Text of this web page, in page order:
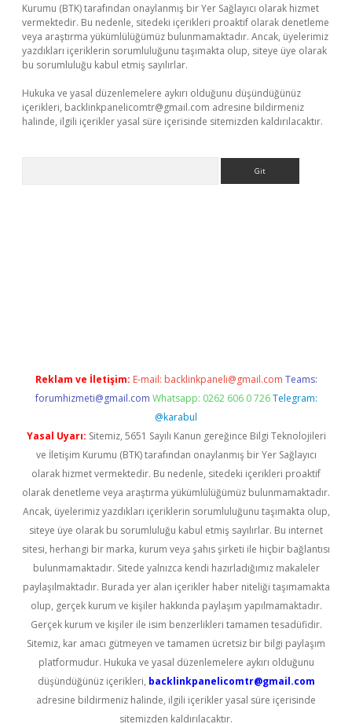
Kurumu (BTK) tarafından onaylanmış bir Yer Sağlayıcı olarak hizmet
vermektedir. Bu nedenle, sitedeki içerikleri proaktif olarak denetleme
veya araştırma yükümlülüğümüz bulunmamaktadır. Ancak, üyelerimiz
yazdıkları içeriklerin sorumluluğunu taşımakta olup, siteye üye olarak
bu sorumluluğu kabul etmiş sayılırlar.
Hukuka ve yasal düzenlemelere aykırı olduğunu düşündüğünüz
içerikleri, backlinkpanelicomtr@gmail.com adresine bildirmeniz
halinde, ilgili içerikler yasal süre içerisinde sitemizden kaldırılacaktır.
Reklam ve İletişim: E-mail: backlinkpaneli@gmail.com Teams:
forumhizmeti@gmail.com Whatsapp: 0262 606 0 726 Telegram:
@karabul
Yasal Uyarı: Sitemiz, 5651 Sayılı Kanun gereğince Bilgi Teknolojileri
ve İletişim Kurumu (BTK) tarafından onaylanmış bir Yer Sağlayıcı
olarak hizmet vermektedir. Bu nedenle, sitedeki içerikleri proaktif
olarak denetleme veya araştırma yükümlülüğümüz bulunmamaktadır.
Ancak, üyelerimiz yazdıkları içeriklerin sorumluluğunu taşımakta olup,
siteye üye olarak bu sorumluluğu kabul etmiş sayılırlar. Bu internet
sitesi, herhangi bir marka, kurum veya şahıs şirketi ile hiçbir bağlantısı
bulunmamaktadır. Sitede yalnızca kendi hazırladığımız makaleler
paylaşılmaktadır. Burada yer alan içerikler haber niteliği taşımamakta
olup, gerçek kurum ve kişiler hakkında paylaşım yapılmamaktadır.
Gerçek kurum ve kişiler ile isim benzerlikleri tamamen tesadüfidir.
Sitemiz, kar amacı gütmeyen ve tamamen ücretsiz bir bilgi paylaşım
platformudur. Hukuka ve yasal düzenlemelere aykırı olduğunu
düşündüğünüz içerikleri, backlinkpanelicomtr@gmail.com
adresine bildirmeniz halinde, ilgili içerikler yasal süre içerisinde
sitemizden kaldırılacaktır.